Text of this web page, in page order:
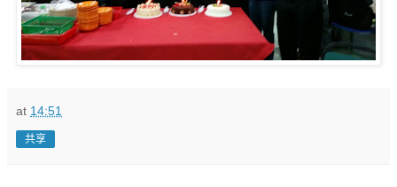
at 14:51
共享